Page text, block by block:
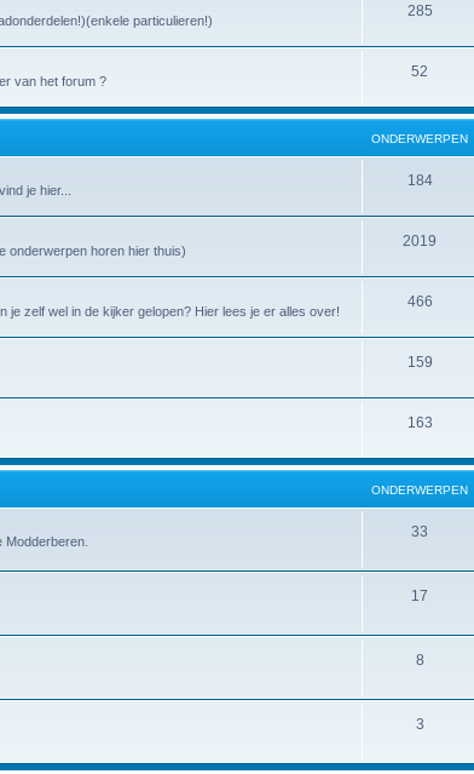
particulieren!)
285
van het forum ?
52
ONDERWERPEN
je hier...
184
onderwerpen horen hier thuis)
2019
je zelf wel in de kijker gelopen? Hier lees je er alles over!
466
159
163
ONDERWERPEN
33
17
8
3